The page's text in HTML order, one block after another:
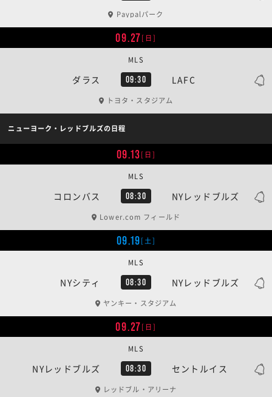
Paypalパーク
09.27[日]
ダラス 09:30 LAFC
MLS
トヨタ・スタジアム
ニューヨーク・レッドブルズの日程
09.13[日]
コロンバス 08:30 NYレッドブルズ
MLS
Lower.com フィールド
09.19[土]
NYシティ 08:30 NYレッドブルズ
MLS
ヤンキー・スタジアム
09.27[日]
NYレッドブルズ 08:30 セントルイス
MLS
レッドブル・アリーナ